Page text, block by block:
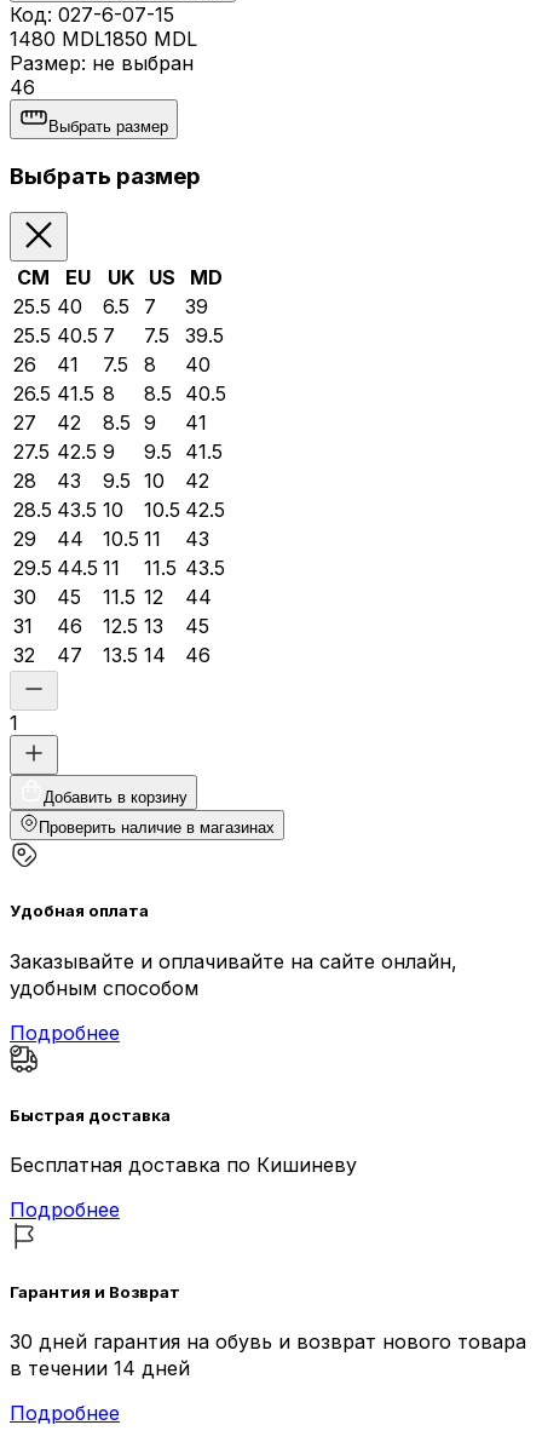
Код: 027-6-07-15
1480 MDL1850 MDL
Размер: не выбран
46
Выбрать размер
Выбрать размер
CM EU UK US
MD
25.5 40 6.5 7
39
25.5 40.5 7 7.5
39.5
26
41 7.5 8
40
26.5 41.5 8 8.5
40.5
27
42 8.5 9
41
27.5 42.5 9 9.5
41.5
28
43 9.5 10
42
28.5 43.5 10 10.5 42.5
29
44 10.5 11
43
29.5 44.5 11 11.5 43.5
30
45 11.5 12
44
31
46 12.5 13
45
32
47 13.5 14 46
1
Добавить в корзину
Проверить наличие в магазинах
Удобная оплата
Заказывайте и оплачивайте на сайте онлайн,
удобным способом
Подробнее
Быстрая доставка
Бесплатная доставка по Кишиневу
Подробнее
Гарантия и Возврат
30 дней гарантия на обувь и возврат нового товара
в течении 14 дней
Подробнее